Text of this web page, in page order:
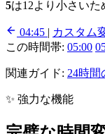
5は12より小さいた
04:45 | カスタム
この時間帯: 05:00
関連ガイド: 24時間
✨ 強力な機能